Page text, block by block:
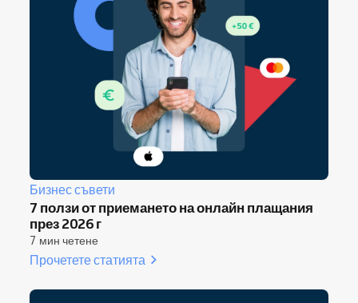
Бизнес съвети
7 ползи от приемането на онлайн плащания
през 2026 г
7 мин четене
Прочетете статията